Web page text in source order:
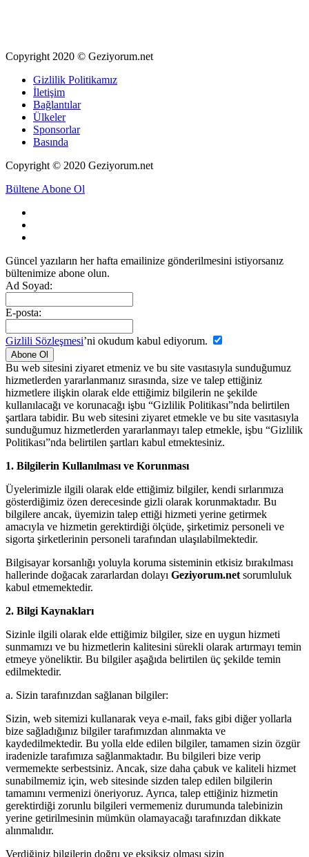
Copyright 2020 © Geziyorum.net
Gizlilik Politikamız
İletişim
Bağlantılar
Ülkeler
Sponsorlar
Basında
Copyright © 2020 Geziyorum.net
Bültene Abone Ol
Güncel yazıların her hafta emailinize gönderilmesini istiyorsanız
bültenimize abone olun.
Ad Soyad:
E-posta:
Gizlili Sözleşmesi’ni okudum kabul ediyorum.
Bu web sitesini ziyaret etmeniz ve bu site vasıtasıyla sunduğumuz
hizmetlerden yararlanmanız sırasında, size ve talep ettiğiniz
hizmetlere ilişkin olarak elde ettiğimiz bilgilerin ne şekilde
kullanılacağı ve korunacağı işbu “Gizlilik Politikası”nda belirtilen
şartlara tabidir. Bu web sitesini ziyaret etmekle ve bu site vasıtasıyla
sunduğumuz hizmetlerden yararlanmayı talep etmekle, işbu “Gizlilik
Politikası”nda belirtilen şartları kabul etmektesiniz.
1. Bilgilerin Kullanılması ve Korunması
Üyelerimizle ilgili olarak elde ettiğimiz bilgiler, kendi sırlarımıza
gösterdiğimiz özen derecesinde gizli olarak korunmaktadır. Bu
bilgilere ancak, üyemizin talep ettiği hizmeti yerine getirmek
amacıyla ve hizmetin gerektirdiği ölçüde, şirketimiz personeli ve
sigorta şirketlerinin personeli tarafından ulaşılabilmektedir.
Bilgisayar korsanlığı yoluyla koruma sisteminin etkisiz bırakılması
hallerinde doğacak zararlardan dolayı Geziyorum.net sorumluluk
kabul etmemektedir.
2. Bilgi Kaynakları
Sizinle ilgili olarak elde ettiğimiz bilgiler, size en uygun hizmeti
sunmamızı ve bu hizmetlerin kalitesini sürekli olarak artırmayı temin
etmeye yöneliktir. Bu bilgiler aşağıda belirtilen üç şekilde temin
edilmektedir.
a. Sizin tarafınızdan sağlanan bilgiler:
Sizin, web sitemizi kullanarak veya e-mail, faks gibi diğer yollarla
bize sağladığınız bilgiler tarafımızdan alınmakta ve
kaydedilmektedir. Bu yolla elde edilen bilgiler, tamamen sizin özgür
iradenizle tarafımıza sağlanmaktadır. Bu bilgileri bize verip
vermemekte serbestsiniz. Ancak, size daha çabuk ve kaliteli hizmet
sunabilmemiz için, web sitesinde sizden talep edilen bilgilerin
tamamını vermenizi öneriyoruz. Ayrıca, talep ettiğiniz hizmetin
gerektirdiği zorunlu bilgileri vermemeniz durumunda talebinizin
yerine getirilmesinin mümkün olamayacağı tarafınızdan dikkate
alınmalıdır.
Verdiğiniz bilgilerin doğru ve eksiksiz olması sizin